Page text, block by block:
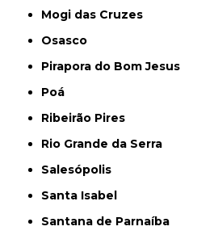
Mogi das Cruzes
Osasco
Pirapora do Bom Jesus
Poá
Ribeirão Pires
Rio Grande da Serra
Salesópolis
Santa Isabel
Santana de Parnaíba